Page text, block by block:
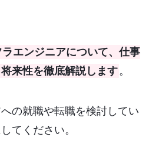
ラエンジニアについて、仕事
来性を徹底解説します 。
の就職や転職を検討してい
てください。